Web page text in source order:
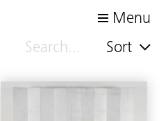
Menu
Sort